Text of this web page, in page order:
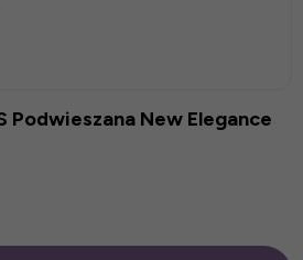
Podwieszana New Elegance